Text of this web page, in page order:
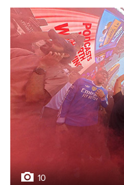
10